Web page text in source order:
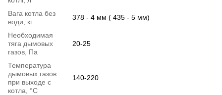
Вага котла без
води, кг
378 - 4 мм ( 435 - 5 мм)
Необходимая
тяга дымовых
газов, Па
20-25
Температура
дымовых газов
при выходе с
котла, °С
140-220